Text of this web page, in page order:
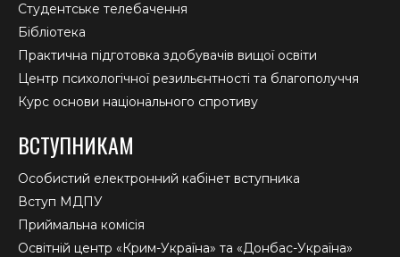
Студентське телебачення
Бібліотека
Практична підготовка здобувачів вищої освіти
Центр психологічної резильєнтності та благополуччя
Курс основи національного спротиву
ВСТУПНИКАМ
Особистий електронний кабінет вступника
Вступ МДПУ
Приймальна комісія
Освітній центр «Крим-Україна» та «Донбас-Україна»